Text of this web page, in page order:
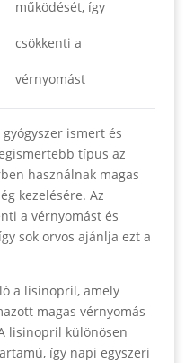
működését, így
csökkenti a
vérnyomást
ismert és
típus az
használnak magas
kezelésére. Az
a vérnyomást és
sok orvos ajánlja ezt a
a lisinopril, amely
magas vérnyomás
lisinopril különösen
így napi egyszeri